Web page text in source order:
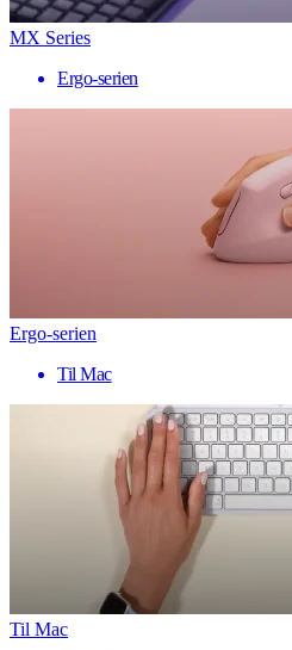
MX Series
Ergo-serien
Ergo-serien
Til Mac
Til Mac